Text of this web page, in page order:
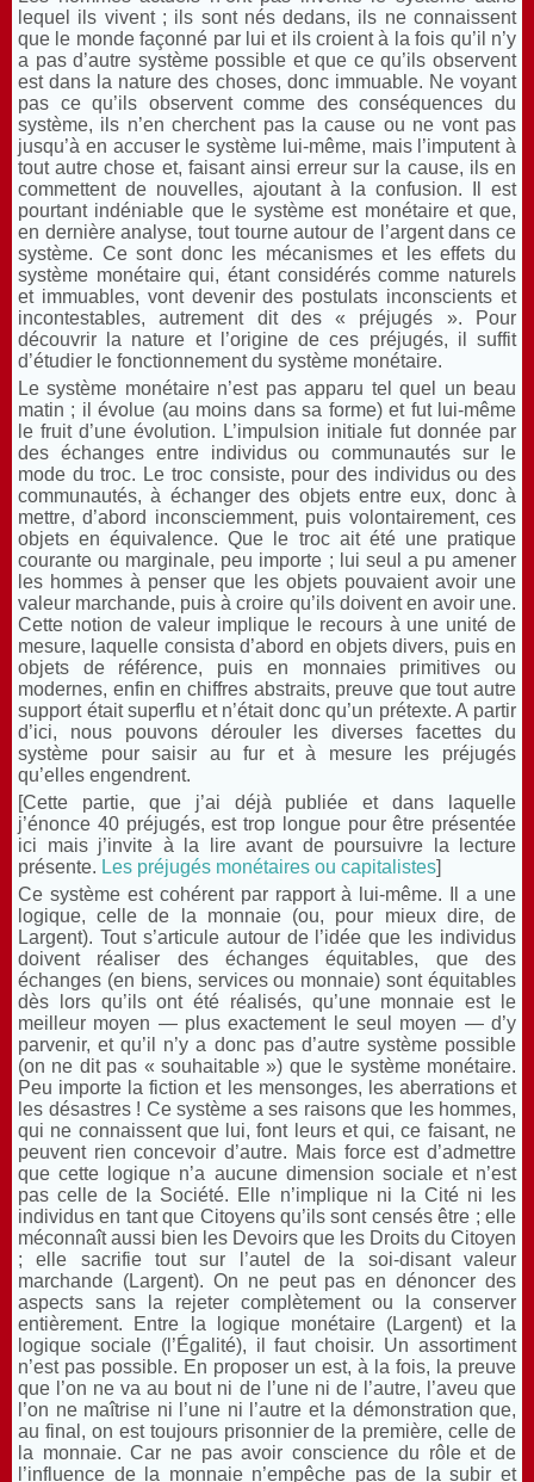
lequel ils vivent ; ils sont nés dedans, ils ne connaissent
que le monde façonné par lui et ils croient à la fois qu’il n’y
a pas d’autre système possible et que ce qu’ils observent
est dans la nature des choses, donc immuable. Ne voyant
pas ce qu’ils observent comme des conséquences du
système, ils n’en cherchent pas la cause ou ne vont pas
jusqu’à en accuser le système lui-même, mais l’imputent à
tout autre chose et, faisant ainsi erreur sur la cause, ils en
commettent de nouvelles, ajoutant à la confusion. Il est
pourtant indéniable que le système est monétaire et que,
en dernière analyse, tout tourne autour de l’argent dans ce
système. Ce sont donc les mécanismes et les effets du
système monétaire qui, étant considérés comme naturels
et immuables, vont devenir des postulats inconscients et
incontestables, autrement dit des « préjugés ». Pour
découvrir la nature et l’origine de ces préjugés, il suffit
d’étudier le fonctionnement du système monétaire.
Le système monétaire n’est pas apparu tel quel un beau
matin ; il évolue (au moins dans sa forme) et fut lui-même
le fruit d’une évolution. L’impulsion initiale fut donnée par
des échanges entre individus ou communautés sur le
mode du troc. Le troc consiste, pour des individus ou des
communautés, à échanger des objets entre eux, donc à
mettre, d’abord inconsciemment, puis volontairement, ces
objets en équivalence. Que le troc ait été une pratique
courante ou marginale, peu importe ; lui seul a pu amener
les hommes à penser que les objets pouvaient avoir une
valeur marchande, puis à croire qu’ils doivent en avoir une.
Cette notion de valeur implique le recours à une unité de
mesure, laquelle consista d’abord en objets divers, puis en
objets de référence, puis en monnaies primitives ou
modernes, enfin en chiffres abstraits, preuve que tout autre
support était superflu et n’était donc qu’un prétexte. A partir
d’ici, nous pouvons dérouler les diverses facettes du
système pour saisir au fur et à mesure les préjugés
qu’elles engendrent.
[Cette partie, que j’ai déjà publiée et dans laquelle
j’énonce 40 préjugés, est trop longue pour être présentée
ici mais j’invite à la lire avant de poursuivre la lecture
présente. Les préjugés monétaires ou capitalistes]
Ce système est cohérent par rapport à lui-même. Il a une
logique, celle de la monnaie (ou, pour mieux dire, de
Largent). Tout s’articule autour de l’idée que les individus
doivent réaliser des échanges équitables, que des
échanges (en biens, services ou monnaie) sont équitables
dès lors qu’ils ont été réalisés, qu’une monnaie est le
meilleur moyen — plus exactement le seul moyen — d’y
parvenir, et qu’il n’y a donc pas d’autre système possible
(on ne dit pas « souhaitable ») que le système monétaire.
Peu importe la fiction et les mensonges, les aberrations et
les désastres ! Ce système a ses raisons que les hommes,
qui ne connaissent que lui, font leurs et qui, ce faisant, ne
peuvent rien concevoir d’autre. Mais force est d’admettre
que cette logique n’a aucune dimension sociale et n’est
pas celle de la Société. Elle n’implique ni la Cité ni les
individus en tant que Citoyens qu’ils sont censés être ; elle
méconnaît aussi bien les Devoirs que les Droits du Citoyen
; elle sacrifie tout sur l’autel de la soi-disant valeur
marchande (Largent). On ne peut pas en dénoncer des
aspects sans la rejeter complètement ou la conserver
entièrement. Entre la logique monétaire (Largent) et la
logique sociale (l’Égalité), il faut choisir. Un assortiment
n’est pas possible. En proposer un est, à la fois, la preuve
que l’on ne va au bout ni de l’une ni de l’autre, l’aveu que
l’on ne maîtrise ni l’une ni l’autre et la démonstration que,
au final, on est toujours prisonnier de la première, celle de
la monnaie. Car ne pas avoir conscience du rôle et de
l’influence de la monnaie n’empêche pas de la subir et